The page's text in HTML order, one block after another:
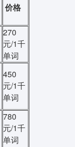
价格
270
元/1千
单词
450
元/1千
单词
780
元/1千
单词